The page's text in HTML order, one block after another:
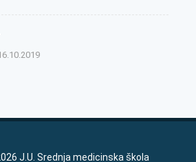
J.U. Srednja medicinska škola